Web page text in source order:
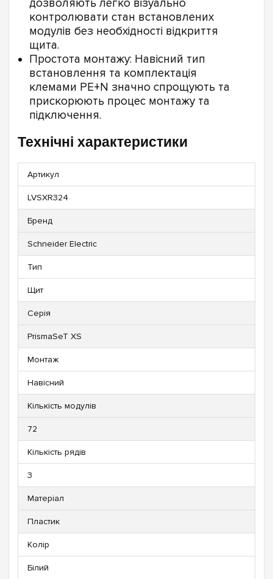
дозволяють легко візуально
контролювати стан встановлених
модулів без необхідності відкриття
щита.
Простота монтажу: Навісний тип
встановлення та комплектація
клемами PE+N значно спрощують та
прискорюють процес монтажу та
підключення.
Технічні характеристики
Артикул
LVSXR324
Бренд
Schneider Electric
Тип
Щит
Серія
PrismaSeT XS
Монтаж
Навісний
Кількість модулів
72
Кількість рядів
3
Матеріал
Пластик
Колір
Білий